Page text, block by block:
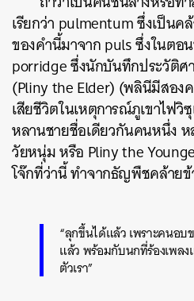
เรียกว่า pulmentum ซึ่งเป็น
ของคำนี้มาจาก puls ซึ่งในตอ
porridge ซึ่งนักบันทึกประวัติศ
(Pliny the Elder) (พลินีมีสอ
เสียชีวิตในเหตุการณ์ภูเขาไฟวิซุ
หลานชายชื่อเดียวกันคนหนึ่ง
วัยหนุ่ม หรือ Pliny the
โจ๊กที่ว่านี้ ทำจากธัญพืชคล้ายข้
“ลุกขึ้นได้แล้ว เพราะคนอ
แล้ว พร้อมกับนกที่ร้องเพล
ตัวเรา”